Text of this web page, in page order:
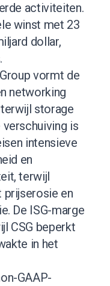
activiteiten.
winst met 23
dollar,
vormt de
networking
storage
is
intensieve
en
terwijl
prijserosie en
De ISG-marge
CSG beperkt
in het
GAAP-